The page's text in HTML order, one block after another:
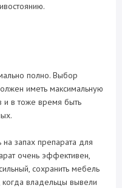
полно. Выбор
иметь максимальную
и в тоже время быть
запах препарата для
очень эффективен,
сохранить мебель
владельцы вывели